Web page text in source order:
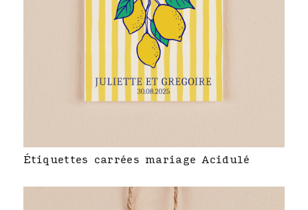
Étiquettes carrées mariage Acidulé